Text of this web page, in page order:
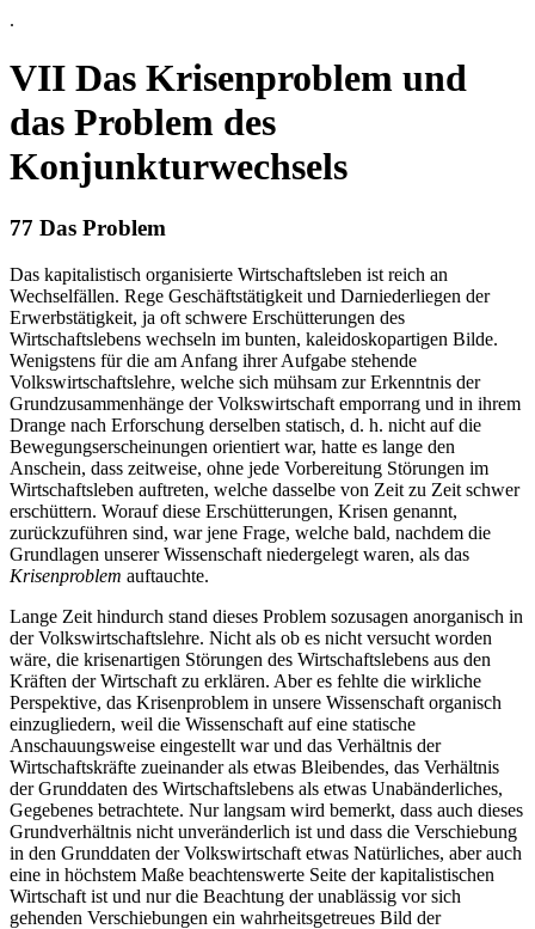
.
VII Das Krisenproblem und
das Problem des
Konjunkturwechsels
77 Das Problem
Das kapitalistisch organisierte Wirtschaftsleben ist reich an
Wechselfällen. Rege Geschäftstätigkeit und Darniederliegen der
Erwerbstätigkeit, ja oft schwere Erschütterungen des
Wirtschaftslebens wechseln im bunten, kaleidoskopartigen Bilde.
Wenigstens für die am Anfang ihrer Aufgabe stehende
Volkswirtschaftslehre, welche sich mühsam zur Erkenntnis der
Grundzusammenhänge der Volkswirtschaft emporrang und in ihrem
Drange nach Erforschung derselben statisch, d. h. nicht auf die
Bewegungserscheinungen orientiert war, hatte es lange den
Anschein, dass zeitweise, ohne jede Vorbereitung Störungen im
Wirtschaftsleben auftreten, welche dasselbe von Zeit zu Zeit schwer
erschüttern. Worauf diese Erschütterungen, Krisen genannt,
zurückzuführen sind, war jene Frage, welche bald, nachdem die
Grundlagen unserer Wissenschaft niedergelegt waren, als das
Krisenproblem auftauchte.
Lange Zeit hindurch stand dieses Problem sozusagen anorganisch in
der Volkswirtschaftslehre. Nicht als ob es nicht versucht worden
wäre, die krisenartigen Störungen des Wirtschaftslebens aus den
Kräften der Wirtschaft zu erklären. Aber es fehlte die wirkliche
Perspektive, das Krisenproblem in unsere Wissenschaft organisch
einzugliedern, weil die Wissenschaft auf eine statische
Anschauungsweise eingestellt war und das Verhältnis der
Wirtschaftskräfte zueinander als etwas Bleibendes, das Verhältnis
der Grunddaten des Wirtschaftslebens als etwas Unabänderliches,
Gegebenes betrachtete. Nur langsam wird bemerkt, dass auch dieses
Grundverhältnis nicht unveränderlich ist und dass die Verschiebung
in den Grunddaten der Volkswirtschaft etwas Natürliches, aber auch
eine in höchstem Maße beachtenswerte Seite der kapitalistischen
Wirtschaft ist und nur die Beachtung der unablässig vor sich
gehenden Verschiebungen ein wahrheitsgetreues Bild der